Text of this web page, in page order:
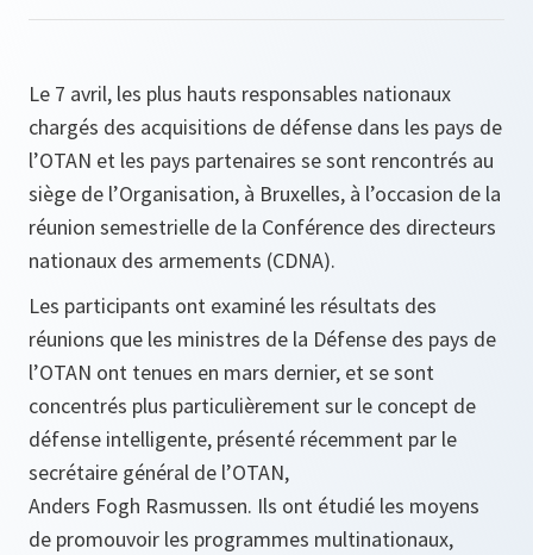
Le 7 avril, les plus hauts responsables nationaux
chargés des acquisitions de défense dans les pays de
l’OTAN et les pays partenaires se sont rencontrés au
siège de l’Organisation, à Bruxelles, à l’occasion de la
réunion semestrielle de la Conférence des directeurs
nationaux des armements (CDNA).
Les participants ont examiné les résultats des
réunions que les ministres de la Défense des pays de
l’OTAN ont tenues en mars dernier, et se sont
concentrés plus particulièrement sur le concept de
défense intelligente, présenté récemment par le
secrétaire général de l’OTAN,
Anders Fogh Rasmussen. Ils ont étudié les moyens
de promouvoir les programmes multinationaux,